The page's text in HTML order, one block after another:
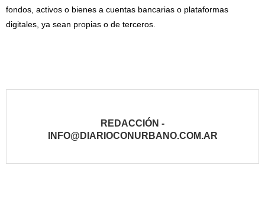
fondos, activos o bienes a cuentas bancarias o plataformas
digitales, ya sean propias o de terceros.
REDACCIÓN -
INFO@DIARIOCONURBANO.COM.AR